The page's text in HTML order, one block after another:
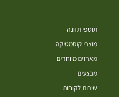
תוספי תזונה
מוצרי קוסמטיקה
מארזים מיוחדים
מבצעים
שירות לקוחות